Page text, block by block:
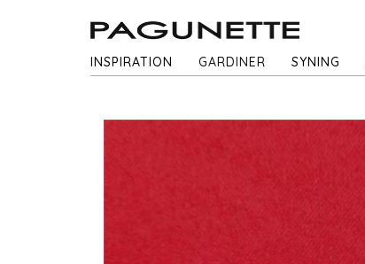
INSPIRATION GARDINER SYNING